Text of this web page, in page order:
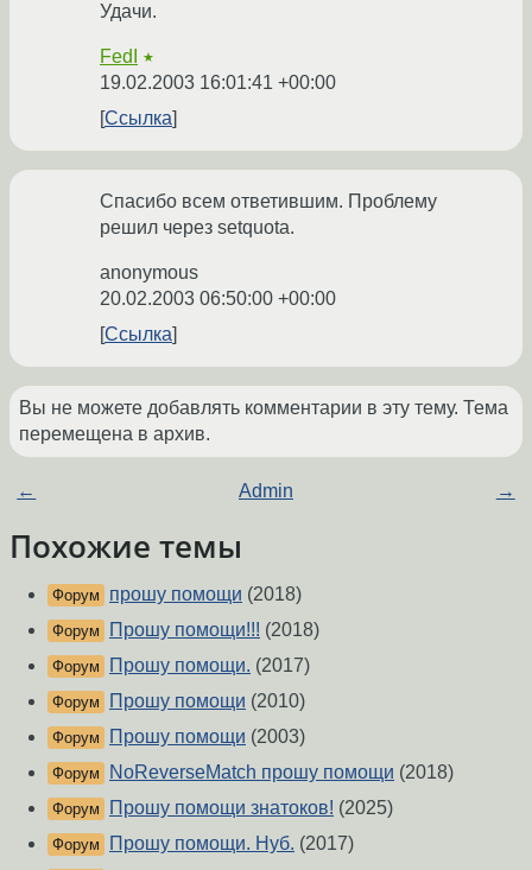
Удачи.
FedI ★
19.02.2003 16:01:41 +00:00
Ссылка
Спасибо всем ответившим. Проблему
решил через setquota.
anonymous
20.02.2003 06:50:00 +00:00
Ссылка
Вы не можете добавлять комментарии в эту тему. Тема
перемещена в архив.
← Admin →
Похожие темы
Форум прошу помощи (2018)
Форум Прошу помощи!!! (2018)
Форум Прошу помощи. (2017)
Форум Прошу помощи (2010)
Форум Прошу помощи (2003)
Форум NoReverseMatch прошу помощи (2018)
Форум Прошу помощи знатоков! (2025)
Форум Прошу помощи. Нуб. (2017)